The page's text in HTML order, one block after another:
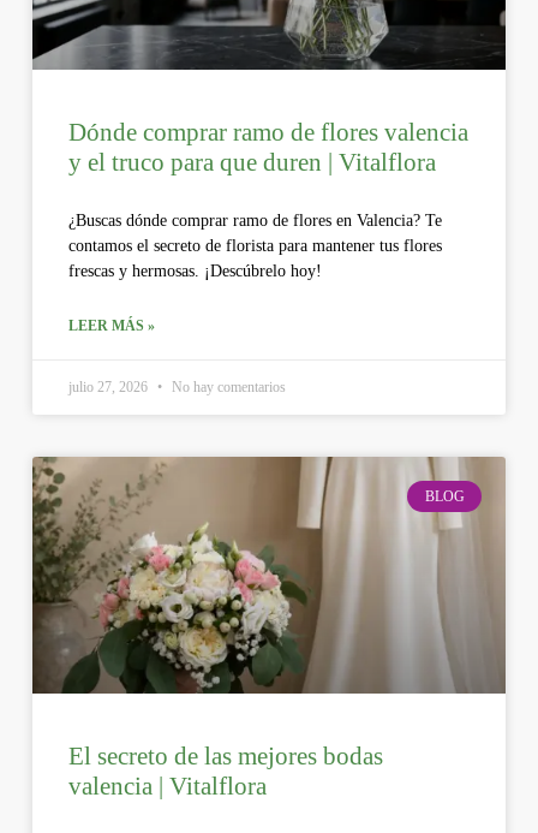
Dónde comprar ramo de flores valencia
y el truco para que duren | Vitalflora
¿Buscas dónde comprar ramo de flores en Valencia? Te
contamos el secreto de florista para mantener tus flores
frescas y hermosas. ¡Descúbrelo hoy!
LEER MÁS »
julio 27, 2026 No hay comentarios
BLOG
El secreto de las mejores bodas
valencia | Vitalflora